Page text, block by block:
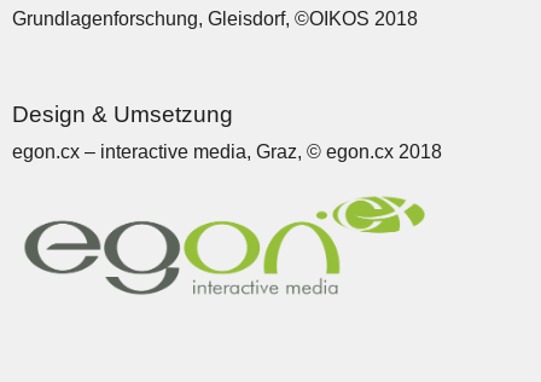
Grundlagenforschung, Gleisdorf, ©OIKOS 2018
Design & Umsetzung
egon.cx – interactive media, Graz, © egon.cx 2018